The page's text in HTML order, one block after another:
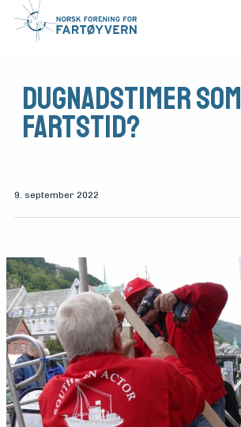
Dugnadstimer som
fartstid?
9. september 2022